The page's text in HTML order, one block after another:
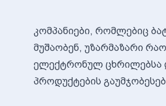
კომპანიები, რომლებიც
მუშაობენ, უზარმაზარი
ელექტრონულ ცხრილებსა
პროდუქტების